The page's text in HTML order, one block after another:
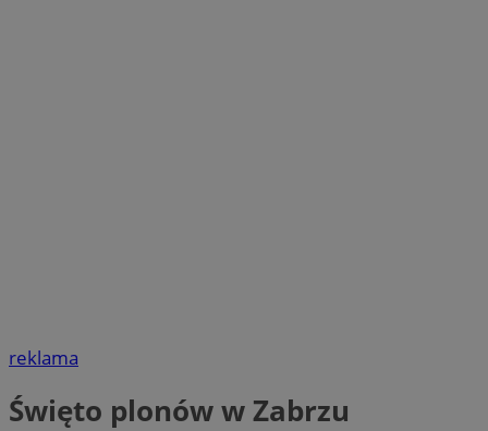
reklama
Święto plonów w Zabrzu